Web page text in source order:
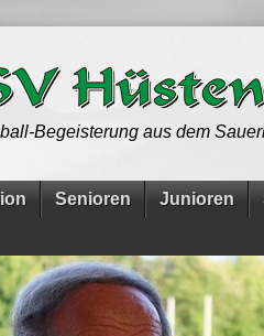
Begeisterung aus dem
Senioren Junioren